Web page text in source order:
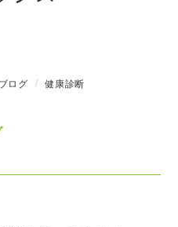
ログ 健康診断